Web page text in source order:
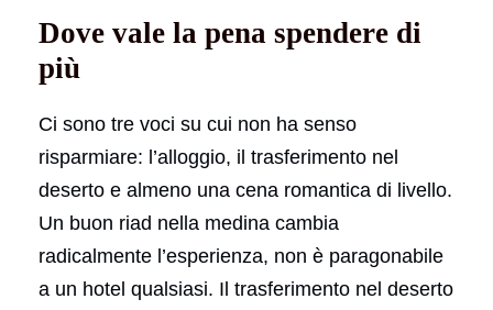
Dove vale la pena spendere di
più
Ci sono tre voci su cui non ha senso
risparmiare: l’alloggio, il trasferimento nel
deserto e almeno una cena romantica di livello.
Un buon riad nella medina cambia
radicalmente l’esperienza, non è paragonabile
a un hotel qualsiasi. Il trasferimento nel deserto